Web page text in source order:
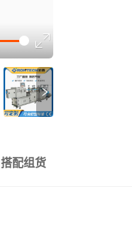
搭配组货